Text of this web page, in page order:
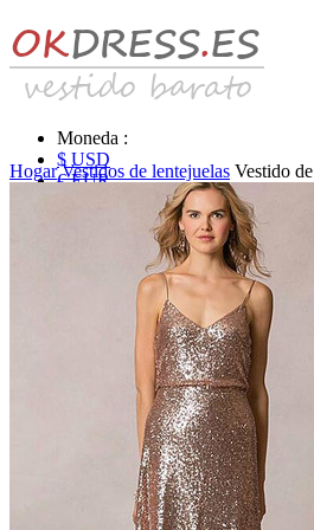
Moneda :
$ USD
€ EUR
Identificarse & Registrarse Obtener la
Vestidos de novia
Vestido de novia liquidación y
Vestidos de novia vendimia
Hogar Vestidos de lentejuelas Vestido